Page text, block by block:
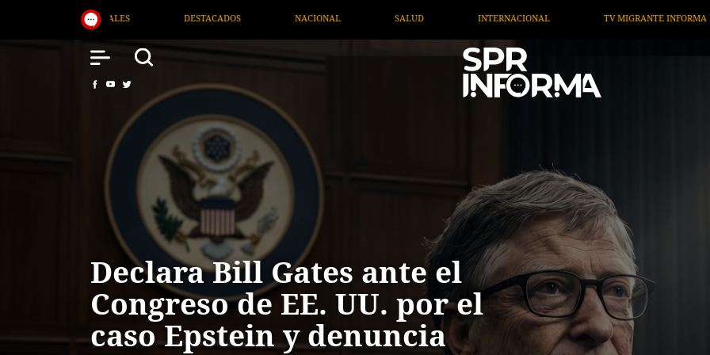
NACIONAL INTERNACIONAL TV MIGRANTE INFORMA OPINIÓN ARTÍCULOS
Declara Bill Gates ante el
Congreso de EE. UU. por el
caso Epstein y denuncia